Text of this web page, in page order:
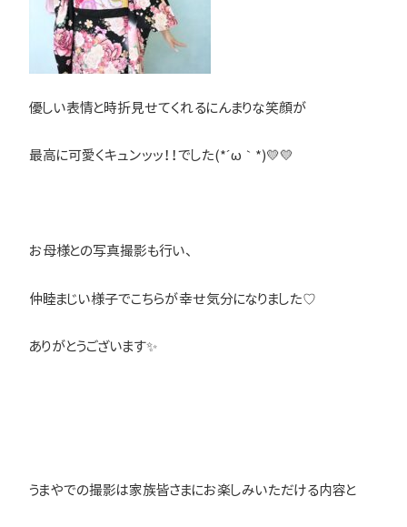
優しい表情と時折見せてくれるにんまりな笑顔が
最高に可愛くキュンッッ！！でした(*´ω｀*)💛💛
お母様との写真撮影も行い、
仲睦まじい様子でこちらが幸せ気分になりました♡
ありがとうございます✨
うまやでの撮影は家族皆さまにお楽しみいただける内容と